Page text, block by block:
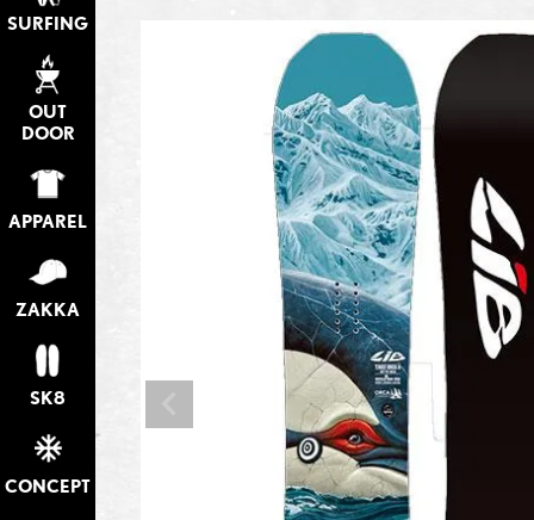
SURFING
OUT
DOOR
APPAREL
ZAKKA
SK8
CONCEPT